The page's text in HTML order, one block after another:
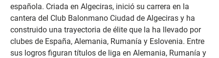
española. Criada en Algeciras, inició su carrera en la
cantera del Club Balonmano Ciudad de Algeciras y ha
construido una trayectoria de élite que la ha llevado por
clubes de España, Alemania, Rumanía y Eslovenia. Entre
sus logros figuran títulos de liga en Alemania, Rumanía y